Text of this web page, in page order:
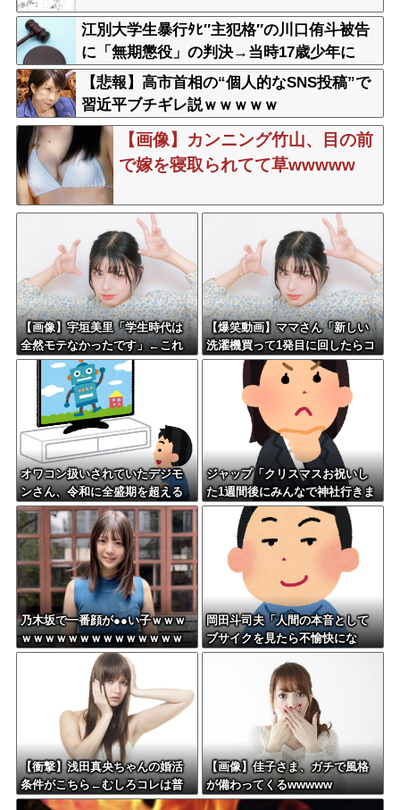
江別大学生暴行ﾀﾋ″主犯格″の川口侑斗被告
に「無期懲役」の判決→当時17歳少年に
「懲役30年」の判決
【悲報】高市首相の“個人的なSNS投稿”で
習近平ブチギレ説ｗｗｗｗｗ
【画像】カンニング竹山、目の前
で嫁を寝取られてて草wwwww
【画像】宇垣美里「学生時代は
全然モテなかったです」←これ
ほんまかぁ？w w w w w w w w
【爆笑動画】ママさん「新しい
洗濯機買って1発目に回したらコ
レw」←こwれwはw w w w w w
w w w w
オワコン扱いされていたデジモ
ンさん、令和に全盛期を超える
利益を生み出していた
ジャップ「クリスマスお祝いし
た1週間後にみんなで神社行きま
す」←これ
乃木坂で一番顔が●●い子ｗｗｗ
ｗｗｗｗｗｗｗｗｗｗｗｗｗｗ
ｗｗ
岡田斗司夫「人間の本音として
ブサイクを見たら不愉快にな
る。この責任をどうとるんだ」
【衝撃】浅田真央ちゃんの婚活
条件がこちら←むしろコレは普
通じゃね？w w w w w w w w
【画像】佳子さま、ガチで風格
が備わってくるwwwww